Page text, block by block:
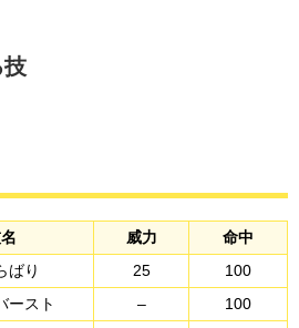
技
威力
命中
ばり 25
100
ースト –
100